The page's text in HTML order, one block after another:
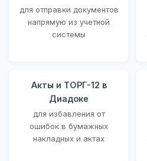
для отправки документов
напрямую из учетной
системы
Акты и ТОРГ-12 в
Диадоке
для избавления от
ошибок в бумажных
накладных и актах